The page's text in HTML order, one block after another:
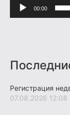
00:00
Регистрация
07.08.2026 12:08